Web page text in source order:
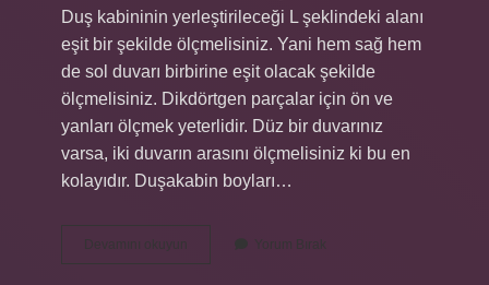
Duş kabininin yerleştirileceği L şeklindeki alanı
eşit bir şekilde ölçmelisiniz. Yani hem sağ hem
de sol duvarı birbirine eşit olacak şekilde
ölçmelisiniz. Dikdörtgen parçalar için ön ve
yanları ölçmek yeterlidir. Düz bir duvarınız
varsa, iki duvarın arasını ölçmelisiniz ki bu en
kolayıdır. Duşakabin boyları…
Devamını okuyun
Duşakabin
Yorum Bırak